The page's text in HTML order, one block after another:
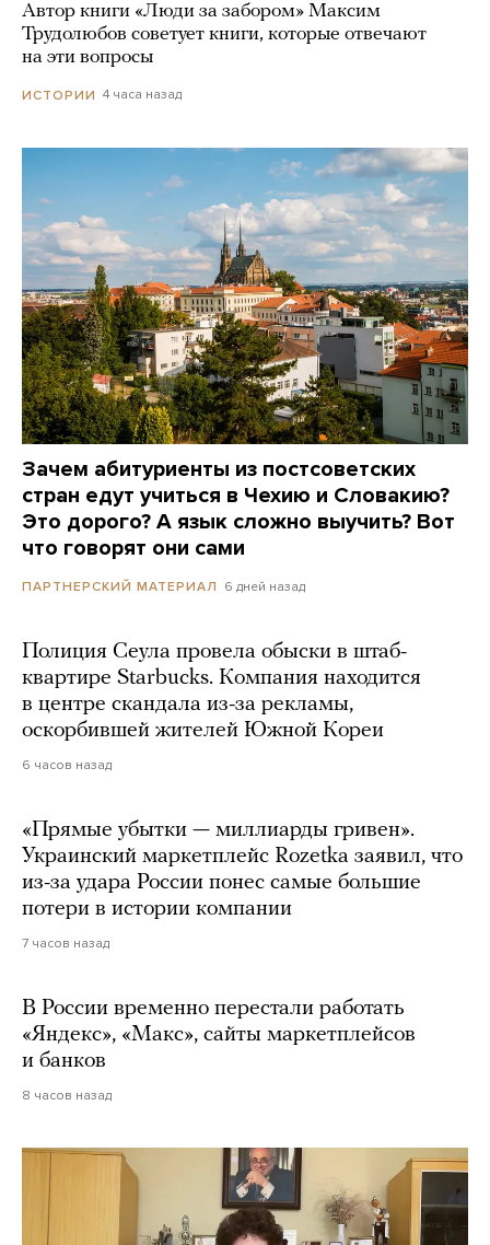
Автор книги «Люди за забором» Максим
Трудолюбов советует книги, которые отвечают
на эти вопросы
ИСТОРИИ 4 часа назад
Зачем абитуриенты из постсоветских
стран едут учиться в Чехию и Словакию?
Это дорого? А язык сложно выучить? Вот
что говорят они сами
ПАРТНЕРСКИЙ МАТЕРИАЛ 6 дней назад
Полиция Сеула провела обыски в штаб-
квартире Starbucks. Компания находится
в центре скандала из-за рекламы,
оскорбившей жителей Южной Кореи
6 часов назад
«Прямые убытки — миллиарды гривен».
Украинский маркетплейс Rozetka заявил, что
из-за удара России понес самые большие
потери в истории компании
7 часов назад
В России временно перестали работать
«Яндекс», «Макс», сайты маркетплейсов
и банков
8 часов назад